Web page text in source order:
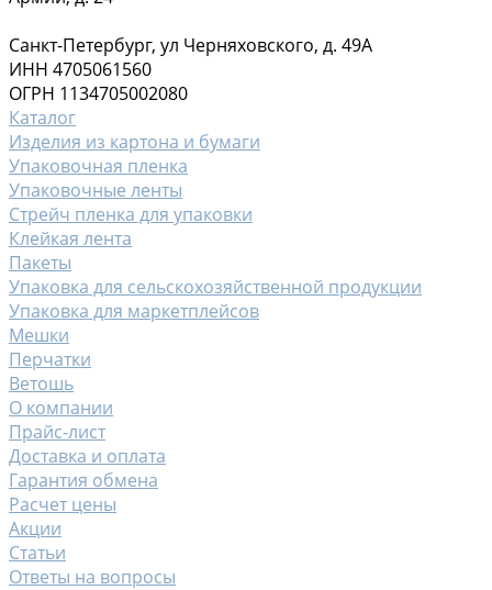
Санкт-Петербург, ул Черняховского, д. 49А
ИНН 4705061560
ОГРН 1134705002080
Каталог
Изделия из картона и бумаги
Упаковочная пленка
Упаковочные ленты
Стрейч пленка для упаковки
Клейкая лента
Пакеты
Упаковка для сельскохозяйственной продукции
Упаковка для маркетплейсов
Мешки
Перчатки
Ветошь
О компании
Прайс-лист
Доставка и оплата
Гарантия обмена
Расчет цены
Акции
Статьи
Ответы на вопросы